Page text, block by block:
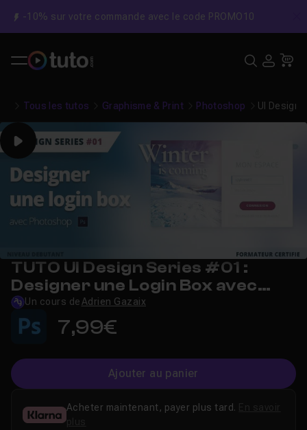
-10% sur votre commande avec le code PROMO10
Tous les tutos Graphisme & Print Photoshop UI Design
Play
TUTO UI Design Series #01 :
Designer une Login Box avec
Photoshop
Un cours de Adrien Gazaix
7,99€
Ajouter au panier
Acheter maintenant, payer plus tard.
plus